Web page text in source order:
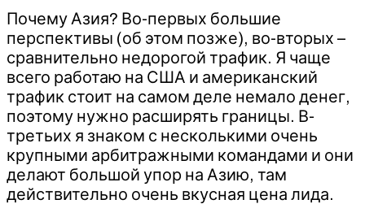
Почему Азия? Во-первых большие
перспективы (об этом позже), во-вторых –
сравнительно недорогой трафик. Я чаще
всего работаю на США и американский
трафик стоит на самом деле немало денег,
поэтому нужно расширять границы. В-
третьих я знаком с несколькими очень
крупными арбитражными командами и они
делают большой упор на Азию, там
действительно очень вкусная цена лида.